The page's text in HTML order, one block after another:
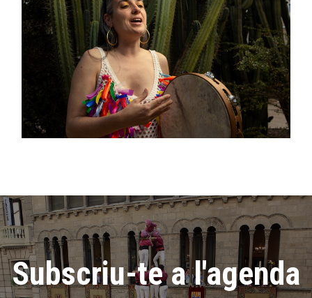
Subscriu-te a l'agenda